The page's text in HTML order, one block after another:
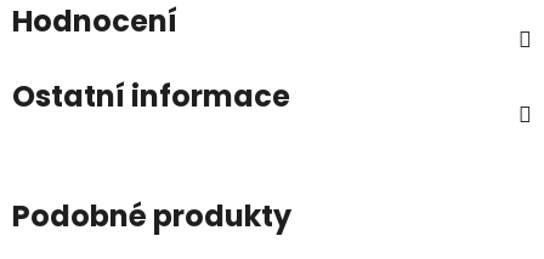
Hodnocení
Ostatní informace
Podobné produkty